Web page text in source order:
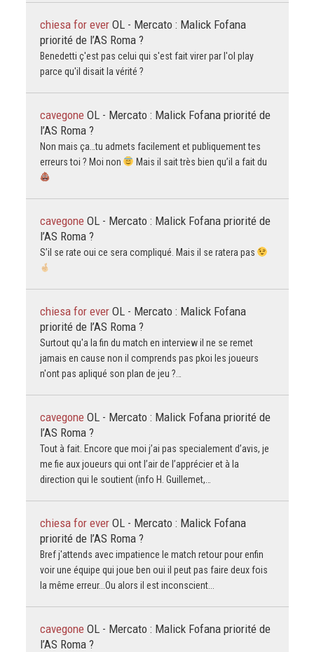
chiesa for ever OL - Mercato : Malick Fofana
priorité de l’AS Roma ?
Benedetti ç'est pas celui qui s'est fait virer par l'ol play
parce qu'il disait la vérité ?
cavegone OL - Mercato : Malick Fofana priorité de
l’AS Roma ?
Non mais ça…tu admets facilement et publiquement tes
erreurs toi ? Moi non
Mais il sait très bien qu’il a fait du
cavegone OL - Mercato : Malick Fofana priorité de
l’AS Roma ?
S’il se rate oui ce sera compliqué. Mais il se ratera pas
chiesa for ever OL - Mercato : Malick Fofana
priorité de l’AS Roma ?
Surtout qu'a la fin du match en interview il ne se remet
jamais en cause non il comprends pas pkoi les joueurs
n'ont pas apliqué son plan de jeu ?…
cavegone OL - Mercato : Malick Fofana priorité de
l’AS Roma ?
Tout à fait. Encore que moi j’ai pas specialement d’avis, je
me fie aux joueurs qui ont l’air de l’apprécier et à la
direction qui le soutient (info H. Guillemet,…
chiesa for ever OL - Mercato : Malick Fofana
priorité de l’AS Roma ?
Bref j'attends avec impatience le match retour pour enfin
voir une équipe qui joue ben oui il peut pas faire deux fois
la même erreur...Ou alors il est inconscient...
cavegone OL - Mercato : Malick Fofana priorité de
l’AS Roma ?